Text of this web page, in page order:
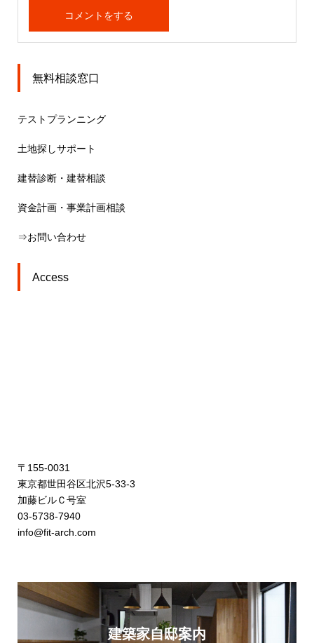
無料相談窓口
テストプランニング
土地探しサポート
建替診断・建替相談
資金計画・事業計画相談
⇒お問い合わせ
Access
〒155-0031
東京都世田谷区北沢5-33-3
加藤ビルＣ号室
03-5738-7940
info@fit-arch.com
建築家自邸案内